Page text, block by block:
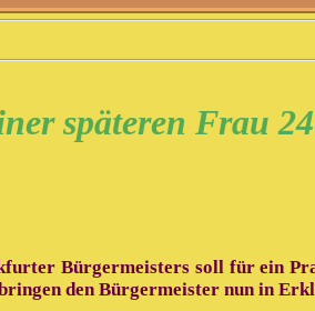
späteren Frau
Bürgermeisters soll für ein
den Bürgermeister nun in